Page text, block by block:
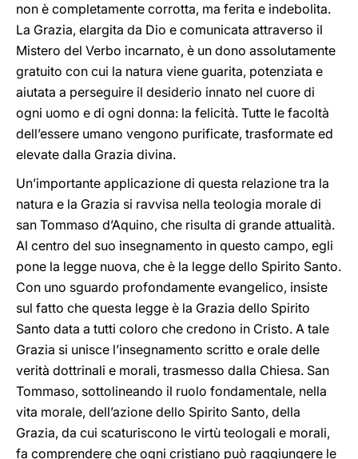
non è completamente corrotta, ma ferita e indebolita.
La Grazia, elargita da Dio e comunicata attraverso il
Mistero del Verbo incarnato, è un dono assolutamente
gratuito con cui la natura viene guarita, potenziata e
aiutata a perseguire il desiderio innato nel cuore di
ogni uomo e di ogni donna: la felicità. Tutte le facoltà
dell’essere umano vengono purificate, trasformate ed
elevate dalla Grazia divina.
Un’importante applicazione di questa relazione tra la
natura e la Grazia si ravvisa nella teologia morale di
san Tommaso d’Aquino, che risulta di grande attualità.
Al centro del suo insegnamento in questo campo, egli
pone la legge nuova, che è la legge dello Spirito Santo.
Con uno sguardo profondamente evangelico, insiste
sul fatto che questa legge è la Grazia dello Spirito
Santo data a tutti coloro che credono in Cristo. A tale
Grazia si unisce l’insegnamento scritto e orale delle
verità dottrinali e morali, trasmesso dalla Chiesa. San
Tommaso, sottolineando il ruolo fondamentale, nella
vita morale, dell’azione dello Spirito Santo, della
Grazia, da cui scaturiscono le virtù teologali e morali,
fa comprendere che ogni cristiano può raggiungere le